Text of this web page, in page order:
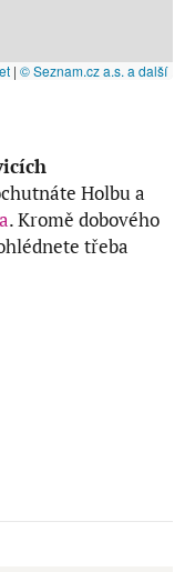
| © Seznam.cz a.s. a další
Holbu a
. Kromě dobového
třeba